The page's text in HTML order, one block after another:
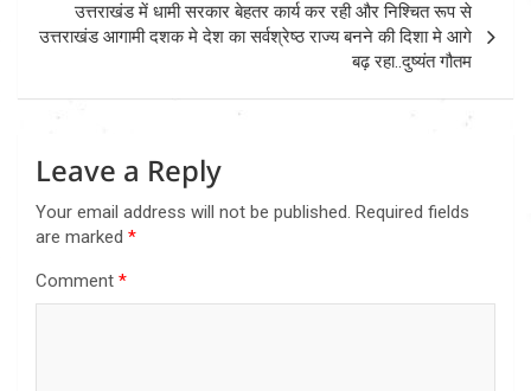
उत्तराखंड में धामी सरकार बेहतर कार्य कर रही और निश्चित रूप से
उत्तराखंड आगामी दशक मे देश का सर्वश्रेष्ठ राज्य बनने की दिशा मे आगे
बढ़ रहा..दुष्यंत गौतम
Leave a Reply
Your email address will not be published. Required fields
are marked *
Comment *